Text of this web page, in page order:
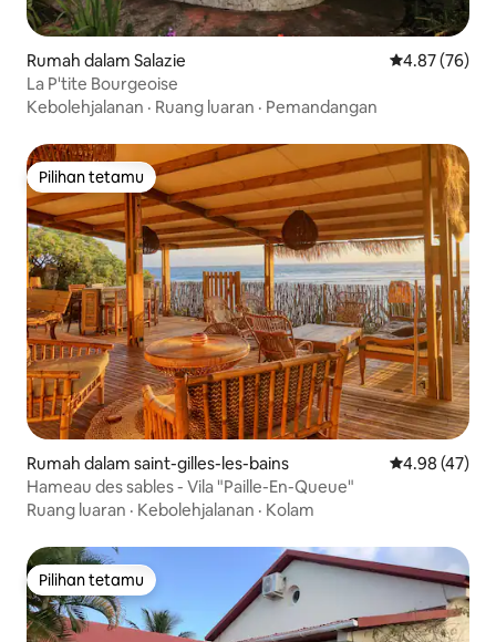
Rumah dalam Salazie Penarafan
4.87 (76)
La P'tite Bourgeoise
Kebolehjalanan · Ruang luaran · Pemandangan
Pilihan tetamu
Pilihan tetamu
Rumah dalam saint-gilles-les-bains Penarafan
4.98 (47)
Hameau des sables - Vila "Paille-En-Queue"
Ruang luaran · Kebolehjalanan · Kolam
Pilihan tetamu
Pilihan tetamu